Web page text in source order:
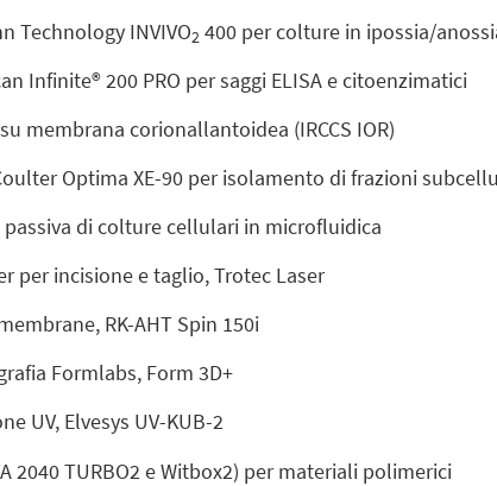
Technology INVIVO2 400 per colture in ipossia/
Infinite® 200 PRO per saggi ELISA e citoenzimatici
membrana corionallantoidea (IRCCS IOR)
Optima XE-90 per isolamento di frazioni
di colture cellulari in microfluidica
per incisione e taglio, Trotec Laser
RK-AHT Spin 150i
Formlabs, Form 3D+
UV, Elvesys UV-KUB-2
2040 TURBO2 e Witbox2) per materiali polimerici